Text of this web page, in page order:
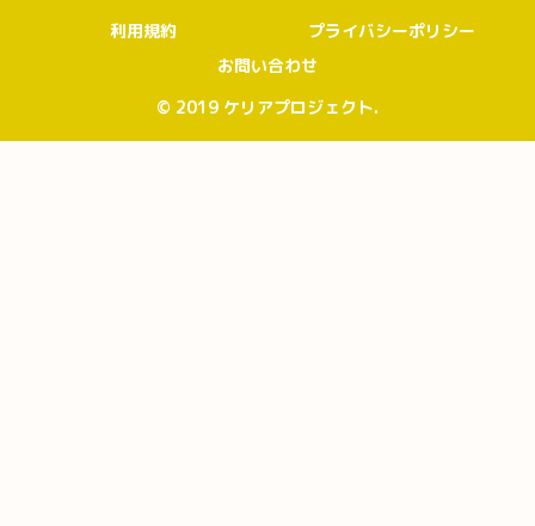
利用規約
プライバシーポリシー
お問い合わせ
© 2019 ケリアプロジェクト.